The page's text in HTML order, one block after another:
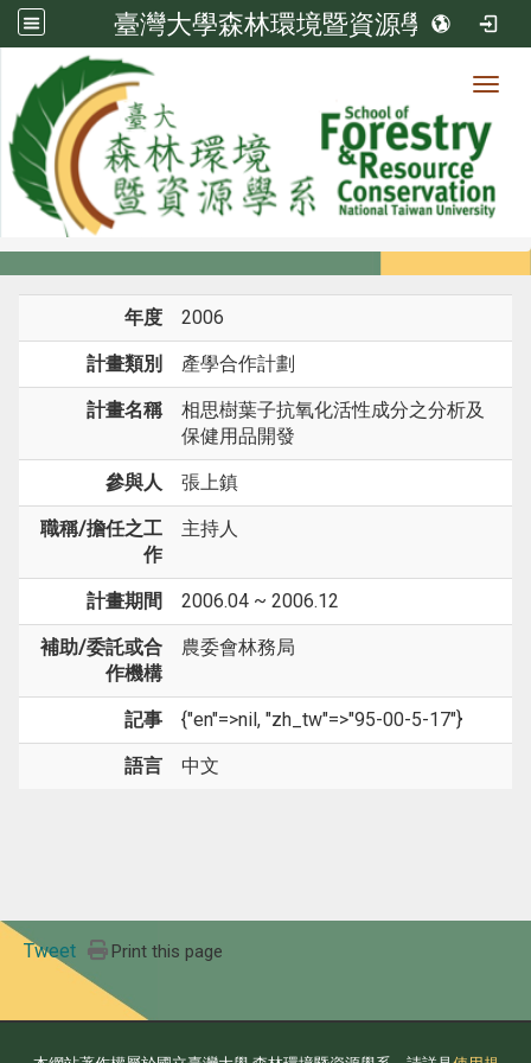
臺灣大學森林環境暨資源學系
系所成員
系所成員
年度 2006
計畫類別 產學合作計劃
計畫名稱
相思樹葉子抗氧化活性成分之分析及
保健用品開發
參與人 張上鎮
職稱/擔任之工
作
主持人
計畫期間 2006.04 ~ 2006.12
補助/委託或合
作機構
農委會林務局
記事 {"en"=>nil, "zh_tw"=>"95-00-5-17"}
語言 中文
Tweet Print this page